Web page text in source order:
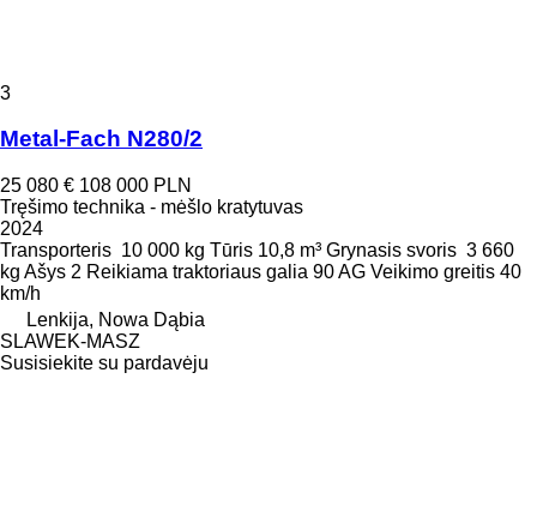
3
Metal-Fach N280/2
25 080 € 108 000 PLN
Tręšimo technika - mėšlo kratytuvas
2024
Transporteris 10 000 kg Tūris 10,8 m³ Grynasis svoris 3 660
kg Ašys 2 Reikiama traktoriaus galia 90 AG Veikimo greitis 40
km/h
Lenkija, Nowa Dąbia
SLAWEK-MASZ
Susisiekite su pardavėju